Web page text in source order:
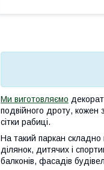
Ми виготовляємо
подвійного дроту, кожен
сітки рабиці.
На такий паркан складно
ділянок, дитячих і
балконів, фасадів